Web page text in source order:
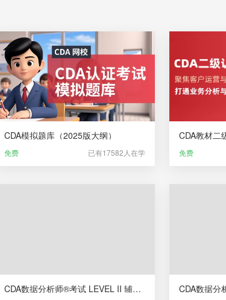
CDA模拟题库（2025版大纲）
免费 已有17582人在学 免费
CDA数据分析师®考试 LEVEL II 辅导课（新版）